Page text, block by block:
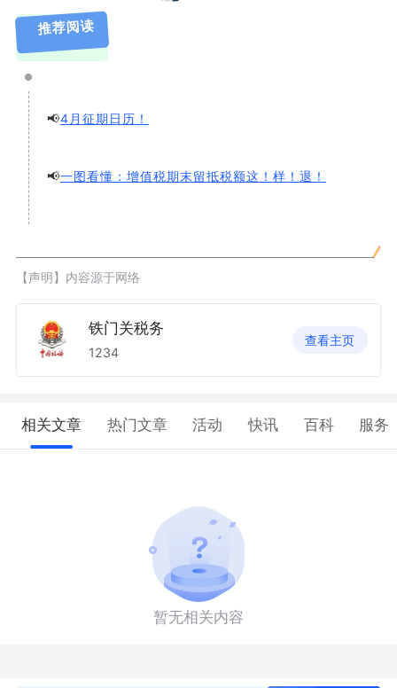
推荐阅读
📢4月征期日历！
📢一图看懂：增值税期末留抵税额这！样！退！
【声明】内容源于网络
铁门关税务
1234
查看主页
相关文章 热门文章 活动 快讯 百科 服务
暂无相关内容